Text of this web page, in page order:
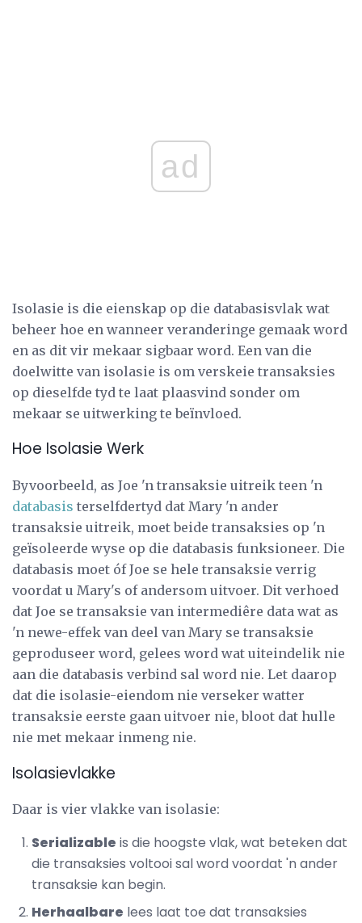
ad
Isolasie is die eienskap op die databasisvlak wat
beheer hoe en wanneer veranderinge gemaak word
en as dit vir mekaar sigbaar word. Een van die
doelwitte van isolasie is om verskeie transaksies
op dieselfde tyd te laat plaasvind sonder om
mekaar se uitwerking te beïnvloed.
Hoe Isolasie Werk
Byvoorbeeld, as Joe 'n transaksie uitreik teen 'n
databasis terselfdertyd dat Mary 'n ander
transaksie uitreik, moet beide transaksies op 'n
geïsoleerde wyse op die databasis funksioneer. Die
databasis moet óf Joe se hele transaksie verrig
voordat u Mary's of andersom uitvoer. Dit verhoed
dat Joe se transaksie van intermediêre data wat as
'n newe-effek van deel van Mary se transaksie
geproduseer word, gelees word wat uiteindelik nie
aan die databasis verbind sal word nie. Let daarop
dat die isolasie-eiendom nie verseker watter
transaksie eerste gaan uitvoer nie, bloot dat hulle
nie met mekaar inmeng nie.
Isolasievlakke
Daar is vier vlakke van isolasie:
Serializable is die hoogste vlak, wat beteken dat
die transaksies voltooi sal word voordat 'n ander
transaksie kan begin.
Herhaalbare lees laat toe dat transaksies